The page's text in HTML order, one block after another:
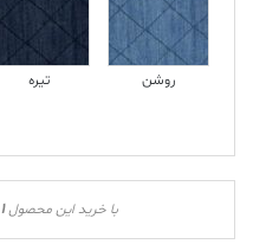
روشن تیره
با خرید این محصول1